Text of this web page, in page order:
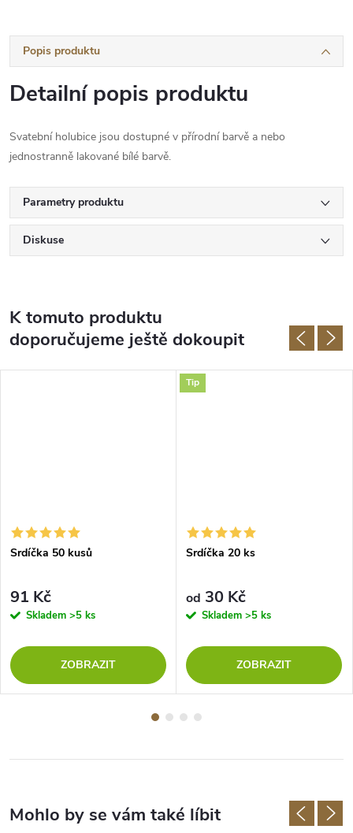
Popis produktu
Detailní popis produktu
Svatební holubice jsou dostupné v přírodní barvě a nebo
jednostranně lakované bílé barvě.
Parametry produktu
Diskuse
K tomuto produktu
doporučujeme ještě dokoupit
Srdíčka 50 kusů
91 Kč
Skladem >5 ks
ZOBRAZIT
Tip
Srdíčka 20 ks
od 30 Kč
Skladem >5 ks
ZOBRAZIT